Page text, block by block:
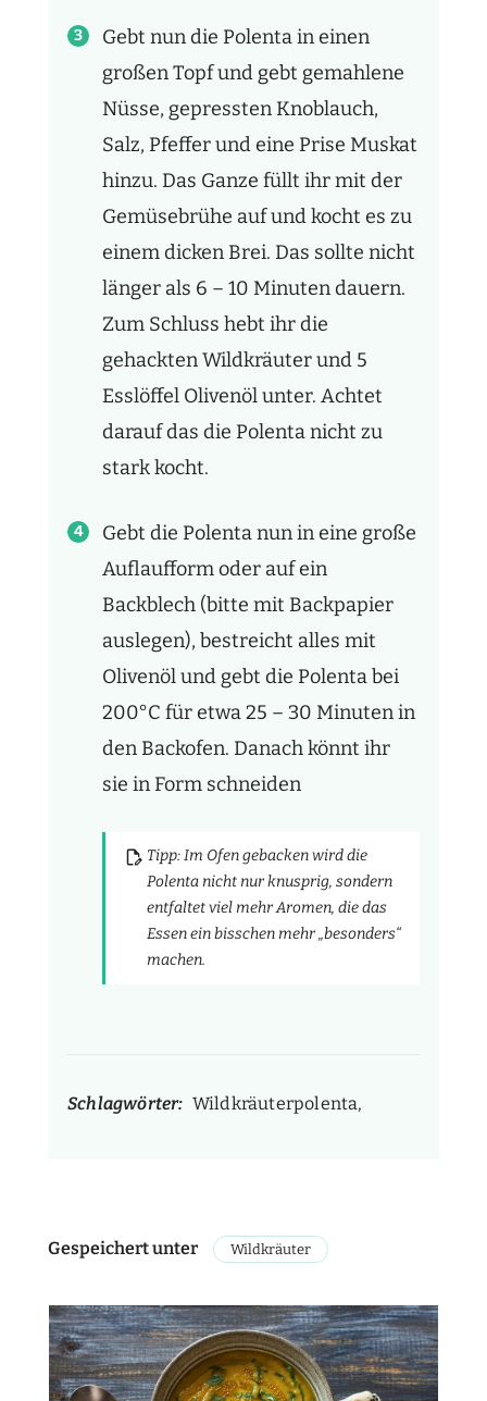
Gebt nun die Polenta in einen
großen Topf und gebt gemahlene
Nüsse, gepressten Knoblauch,
Salz, Pfeffer und eine Prise Muskat
hinzu. Das Ganze füllt ihr mit der
Gemüsebrühe auf und kocht es zu
einem dicken Brei. Das sollte nicht
länger als 6 – 10 Minuten dauern.
Zum Schluss hebt ihr die
gehackten Wildkräuter und 5
Esslöffel Olivenöl unter. Achtet
darauf das die Polenta nicht zu
stark kocht.
Gebt die Polenta nun in eine große
Auflaufform oder auf ein
Backblech (bitte mit Backpapier
auslegen), bestreicht alles mit
Olivenöl und gebt die Polenta bei
200°C für etwa 25 – 30 Minuten in
den Backofen. Danach könnt ihr
sie in Form schneiden
Tipp: Im Ofen gebacken wird die
Polenta nicht nur knusprig, sondern
entfaltet viel mehr Aromen, die das
Essen ein bisschen mehr „besonders“
machen.
Schlagwörter: Wildkräuterpolenta,
Gespeichert unter Wildkräuter